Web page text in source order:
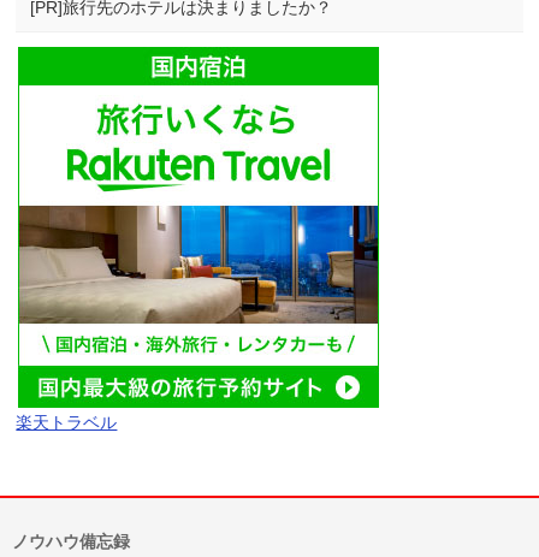
[PR]旅行先のホテルは決まりましたか？
楽天トラベル
ノウハウ備忘録